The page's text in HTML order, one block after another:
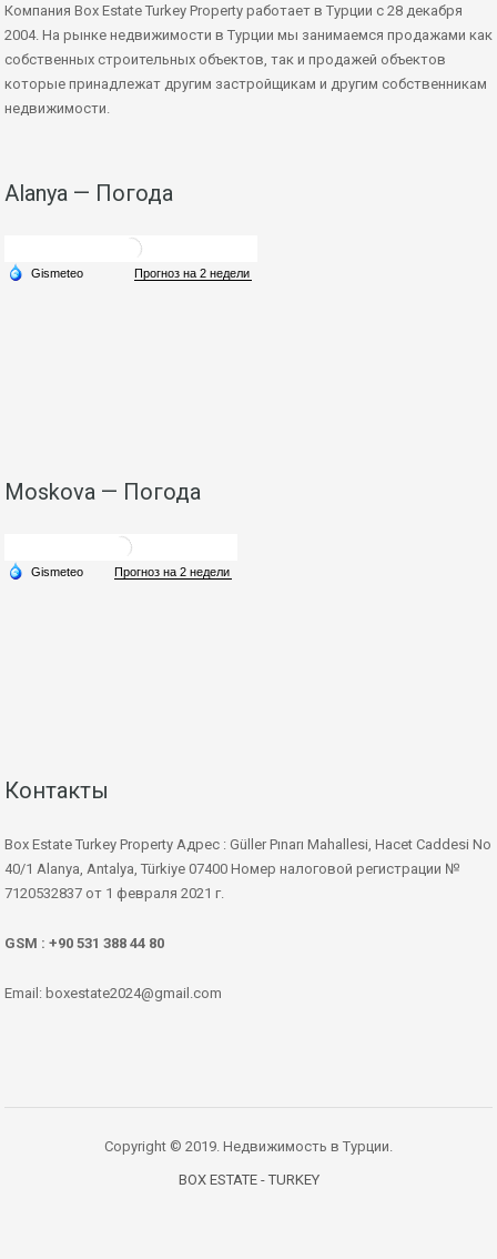
Компания Box Estate Turkey Property работает в Турции с 28 декабря
2004. На рынке недвижимости в Турции мы занимаемся продажами как
собственных строительных объектов, так и продажей объектов
которые принадлежат другим застройщикам и другим собственникам
недвижимости.
Alanya — Погода
Moskova — Погода
Контакты
Box Estate Turkey Property Адрес : Güller Pınarı Mahallesi, Hacet Caddesi No
40/1 Alanya, Antalya, Türkiye 07400 Номер налоговой регистрации №
7120532837 от 1 февраля 2021 г.
GSM : +90 531 388 44 80
Email: boxestate2024@gmail.com
Copyright © 2019. Недвижимость в Турции.
BOX ESTATE - TURKEY